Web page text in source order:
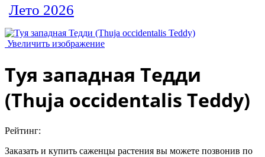
Лето 2026
Увеличить изображение
Туя западная Тедди
(Thuja occidentalis Teddy)
Рейтинг:
Заказать и купить саженцы растения вы можете позвонив по